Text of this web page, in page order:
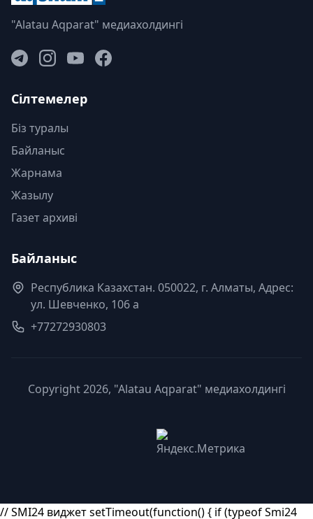
"Alatau Aqparat" медиахолдингі
Сілтемелер
Біз туралы
Байланыс
Жарнама
Жазылу
Газет архиві
Байланыс
Республика Казахстан. 050022, г. Алматы, Адрес:
ул. Шевченко, 106 а
+77272930803
Copyright 2026, "Alatau Aqparat" медиахолдингі
// SMI24 виджет setTimeout(function() { if (typeof Smi24